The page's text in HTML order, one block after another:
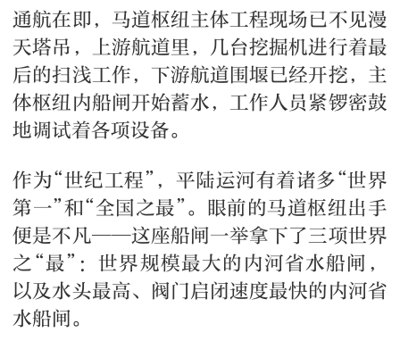
通航在即，马道枢纽主体工程现场已不见漫
天塔吊，上游航道里，几台挖掘机进行着最
后的扫浅工作，下游航道围堰已经开挖，主
体枢纽内船闸开始蓄水，工作人员紧锣密鼓
地调试着各项设备。
作为“世纪工程”，平陆运河有着诸多“世界
第一”和“全国之最”。眼前的马道枢纽出手
便是不凡——这座船闸一举拿下了三项世界
之“最”：世界规模最大的内河省水船闸，
以及水头最高、阀门启闭速度最快的内河省
水船闸。